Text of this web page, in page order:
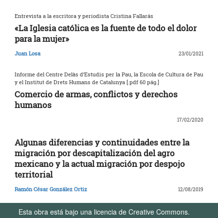
Entrevista a la escritora y periodista Cristina Fallarás
«La Iglesia católica es la fuente de todo el dolor
para la mujer»
Juan Losa 23/01/2021
Informe del Centre Delàs d’Estudis per la Pau, la Escola de Cultura de Pau
y el Institut de Drets Humans de Catalunya [.pdf 60 pág.]
Comercio de armas, conflictos y derechos
humanos
17/02/2020
Algunas diferencias y continuidades entre la
migración por descapitalización del agro
mexicano y la actual migración por despojo
territorial
Ramón César González Ortiz 12/08/2019
Esta obra está bajo una licencia de Creative Commons.